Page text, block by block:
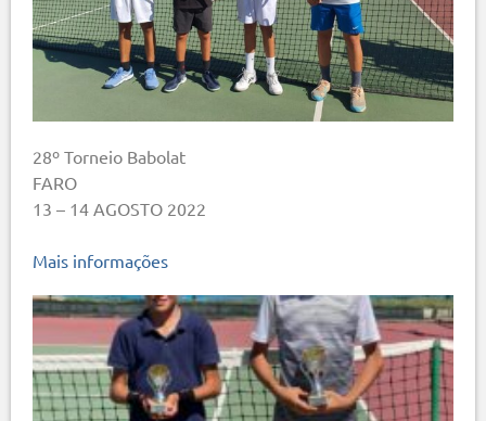
28º Torneio Babolat
FARO
13 – 14 AGOSTO 2022
Mais informações